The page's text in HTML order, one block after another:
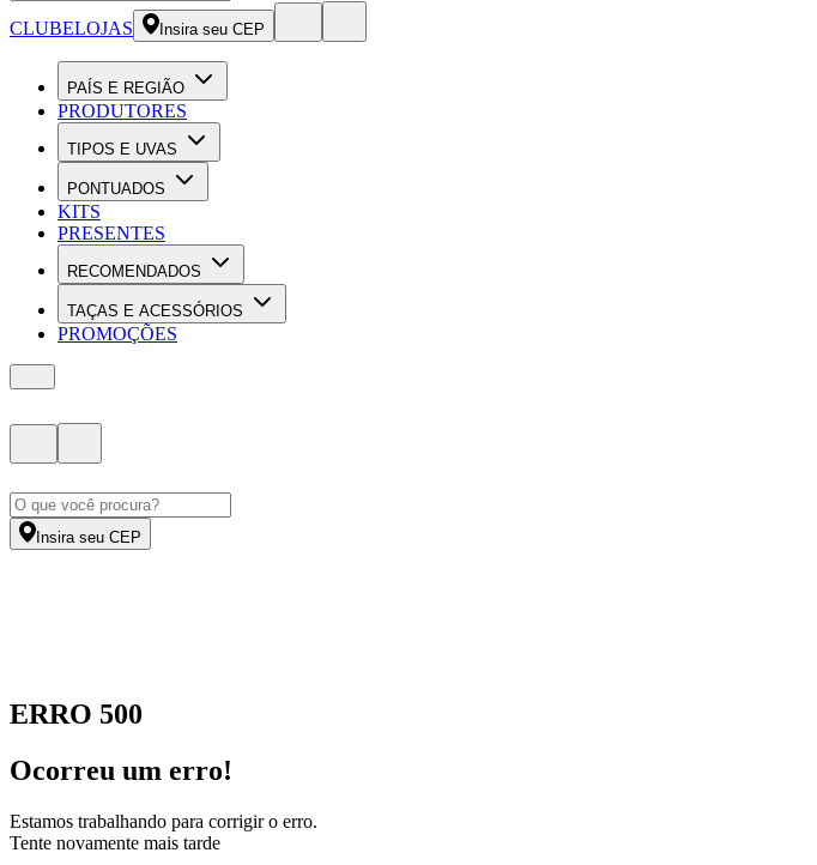
CLUBELOJAS Insira seu CEP
PAÍS E REGIÃO
PRODUTORES
TIPOS E UVAS
PONTUADOS
KITS
PRESENTES
RECOMENDADOS
TAÇAS E ACESSÓRIOS
PROMOÇÕES
Insira seu CEP
ERRO 500
Ocorreu um erro!
Estamos trabalhando para corrigir o erro.
Tente novamente mais tarde